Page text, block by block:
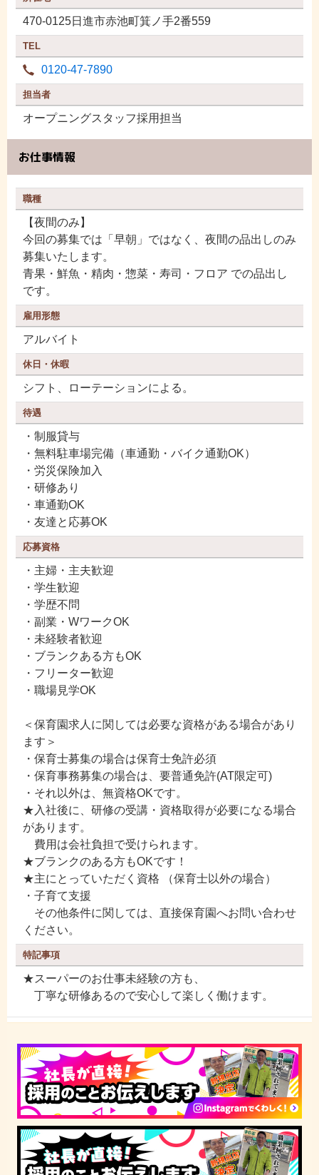
470-0125日進市赤池町箕ノ手2番559
TEL
0120-47-7890
担当者
オープニングスタッフ採用担当
お仕事情報
職種
【夜間のみ】
今回の募集では「早朝」ではなく、夜間の品出しのみ
募集いたします。
青果・鮮魚・精肉・惣菜・寿司・フロア での品出し
です。
雇用形態
アルバイト
休日・休暇
シフト、ローテーションによる。
待遇
・制服貸与
・無料駐車場完備（車通勤・バイク通勤OK）
・労災保険加入
・研修あり
・車通勤OK
・友達と応募OK
応募資格
・主婦・主夫歓迎
・学生歓迎
・学歴不問
・副業・WワークOK
・未経験者歓迎
・ブランクある方もOK
・フリーター歓迎
・職場見学OK
＜保育園求人に関しては必要な資格がある場合があり
ます＞
・保育士募集の場合は保育士免許必須
・保育事務募集の場合は、要普通免許(AT限定可)
・それ以外は、無資格OKです。
★入社後に、研修の受講・資格取得が必要になる場合
があります。
費用は会社負担で受けられます。
★ブランクのある方もOKです！
★主にとっていただく資格 （保育士以外の場合）
・子育て支援
その他条件に関しては、直接保育園へお問い合わせ
ください。
特記事項
★スーパーのお仕事未経験の方も、
丁寧な研修あるので安心して楽しく働けます。